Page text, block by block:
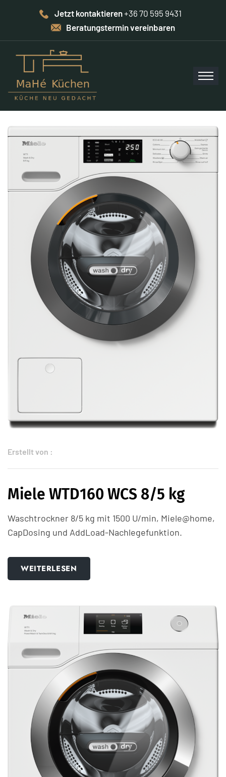
Jetzt kontaktieren+36 70 595 9431
Beratungstermin vereinbaren
Erstellt von :
Miele WTD160 WCS 8/5 kg
Waschtrockner 8/5 kg mit 1500 U/min, Miele@home,
CapDosing und AddLoad-Nachlegefunktion.
WEITERLESEN